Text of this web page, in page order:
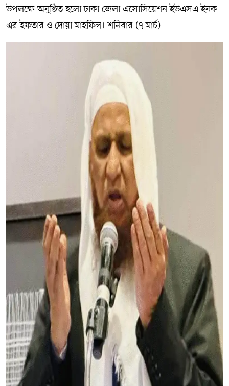
উপলক্ষে অনুষ্ঠিত হলো ঢাকা জেলা এসোসিয়েশন ইউএসএ ইনক-
এর ইফতার ও দোয়া মাহফিল। শনিবার (৭ মার্চ)